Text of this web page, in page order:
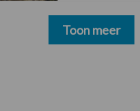
Toon meer